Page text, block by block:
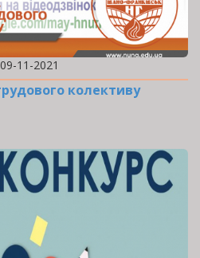
11-2021
колективу